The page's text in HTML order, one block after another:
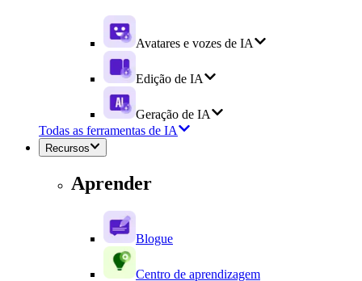
Avatares e vozes de IA
Edição de IA
Geração de IA
Todas as ferramentas de IA
Recursos
Aprender
Blogue
Centro de aprendizagem